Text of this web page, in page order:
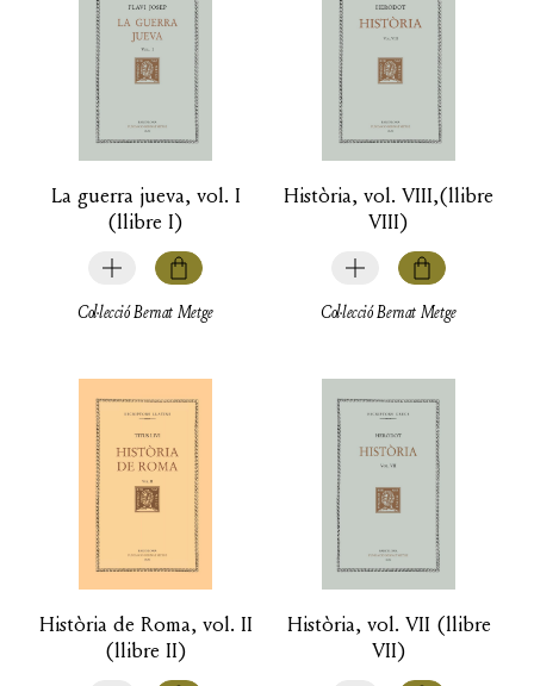
La guerra jueva, vol. I
(llibre I)
Col·lecció Bernat Metge
Història, vol. VIII,(llibre
VIII)
Col·lecció Bernat Metge
Història de Roma, vol. II
(llibre II)
Història, vol. VII (llibre
VII)